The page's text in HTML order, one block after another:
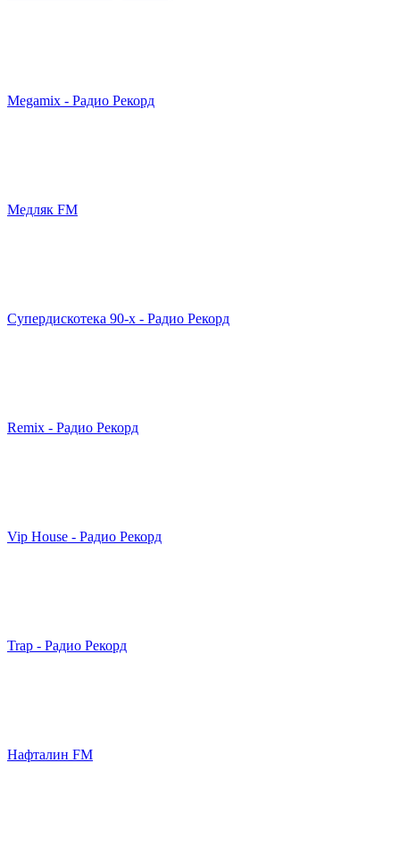
Megamix - Радио Рекорд
Медляк FM
Супердискотека 90-х - Радио Рекорд
Remix - Радио Рекорд
Vip House - Радио Рекорд
Trap - Радио Рекорд
Нафталин FM